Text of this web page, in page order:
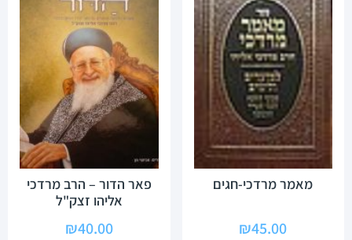
מאמר מרדכי-חגים
₪45.00
פאר הדור – הרב מרדכי
אליהו זצק"ל
₪40.00